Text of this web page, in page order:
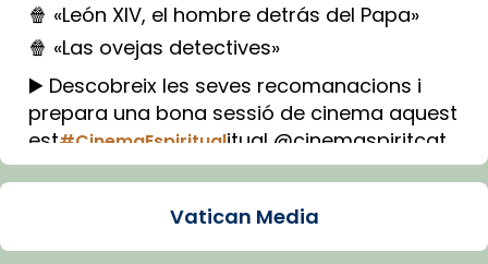
🍿 «León XIV, el hombre detrás del Papa»
🍿 «Las ovejas detectives»
▶️ Descobreix les seves recomanacions i
prepara una bona sessió de cinema aquest
est#CinemaEspiritualitual @cinemaspiritcat
Imatge: Generada amb IA (OpenAI)
Vatican Media